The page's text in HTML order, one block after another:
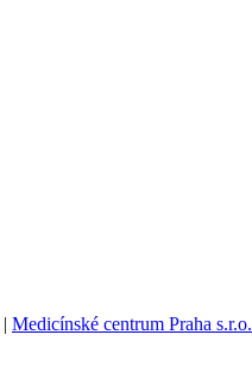
| Medicínské centrum Praha s.r.o.